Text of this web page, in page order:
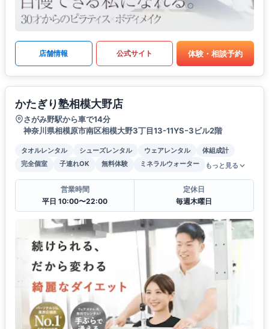
店舗情報 公式サイト 体験・相談予約
かたぎり塾相模大野店
さがみ野駅から車で14分
神奈川県相模原市南区相模大野3丁目13-11YSｰ3ビル2階
タオルレンタル シューズレンタル ウェアレンタル
体組成計
完全個室
子連れOK 無料体験 ミネラルウォーター もっと見る
営業時間
平日 10:00〜22:00
定休日
毎週木曜日